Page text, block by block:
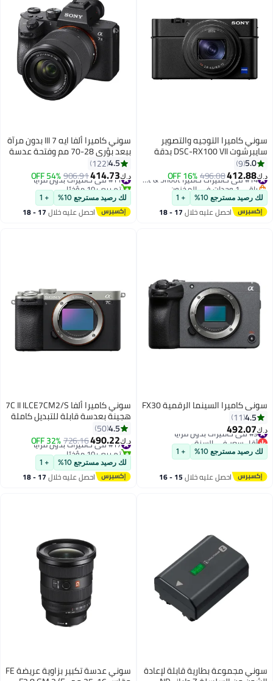
سوني كاميرا التوجيه والتصوير
سايبرشوت DSC-RX100 VII بدقة
شاشة لمسية قابلة للإمالة، وتقنيات
واي فاي وبلوتوث وNFC مدمجة
5.0
9
د.ك‏412.88
496.08
16% OFF
باقي 1 وحدات في المخزون
لك رصيد مسترجع 10% + 1
احصل عليه خلال 17 - 18
اغسطس
سوني كاميرا ألفا ايه 7 III بدون مرآة
ببعد بؤري 28-70 مم وفتحة عدسة
f/3.5-5.6 OSS بدقة 24.2
ميجابكسل مع شاشة لمس قابلة
للإمالة وواي فاي مدمج وبلوتوث
4.5
122
د.ك‏414.73
906.91
54% OFF #11 في كاميرات بدون مرايا
تم بيع +10 مؤخرًا
#11 في كاميرات بدون مرايا
لك رصيد مسترجع 10% + 1
احصل عليه خلال 17 - 18
اغسطس
سوني كاميرا السينما الرقمية FX30
4.5
11
د.ك‏492.07
#9 في كاميرات بدون مرايا
أقل سعر في السنة
#9 في كاميرات بدون مرايا
لك رصيد مسترجع 10% + 1
احصل عليه خلال 15 - 16
سوني كاميرا ألفا 7C II ILCE7CM2/S
هجينة بعدسة قابلة للتبديل كاملة
الإطار
4.5
50
د.ك‏490.22
726.16
32% OFF #17 في كاميرات بدون مرايا
تم بيع +10 مؤخرًا
#17 في كاميرات بدون مرايا
لك رصيد مسترجع 10% + 1
احصل عليه خلال 17 - 18
سوني مجموعة بطارية قابلة لإعادة سوني عدسة تكبير بزاوية عريضة FE